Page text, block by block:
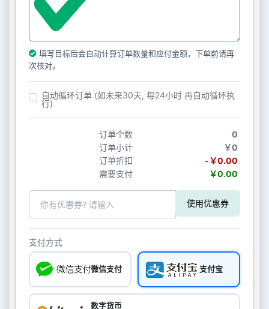
填写目标后会自动计算订单数量和应付金额，下单前请再
次核对。
自动循环订单 (如未来30天, 每24小时 再自动循环执
行)
订单个数
0
订单小计
￥0
订单折扣
-￥0.00
需要支付
￥0.00
使用优惠券
支付方式
微信支付 支付宝
数字货币